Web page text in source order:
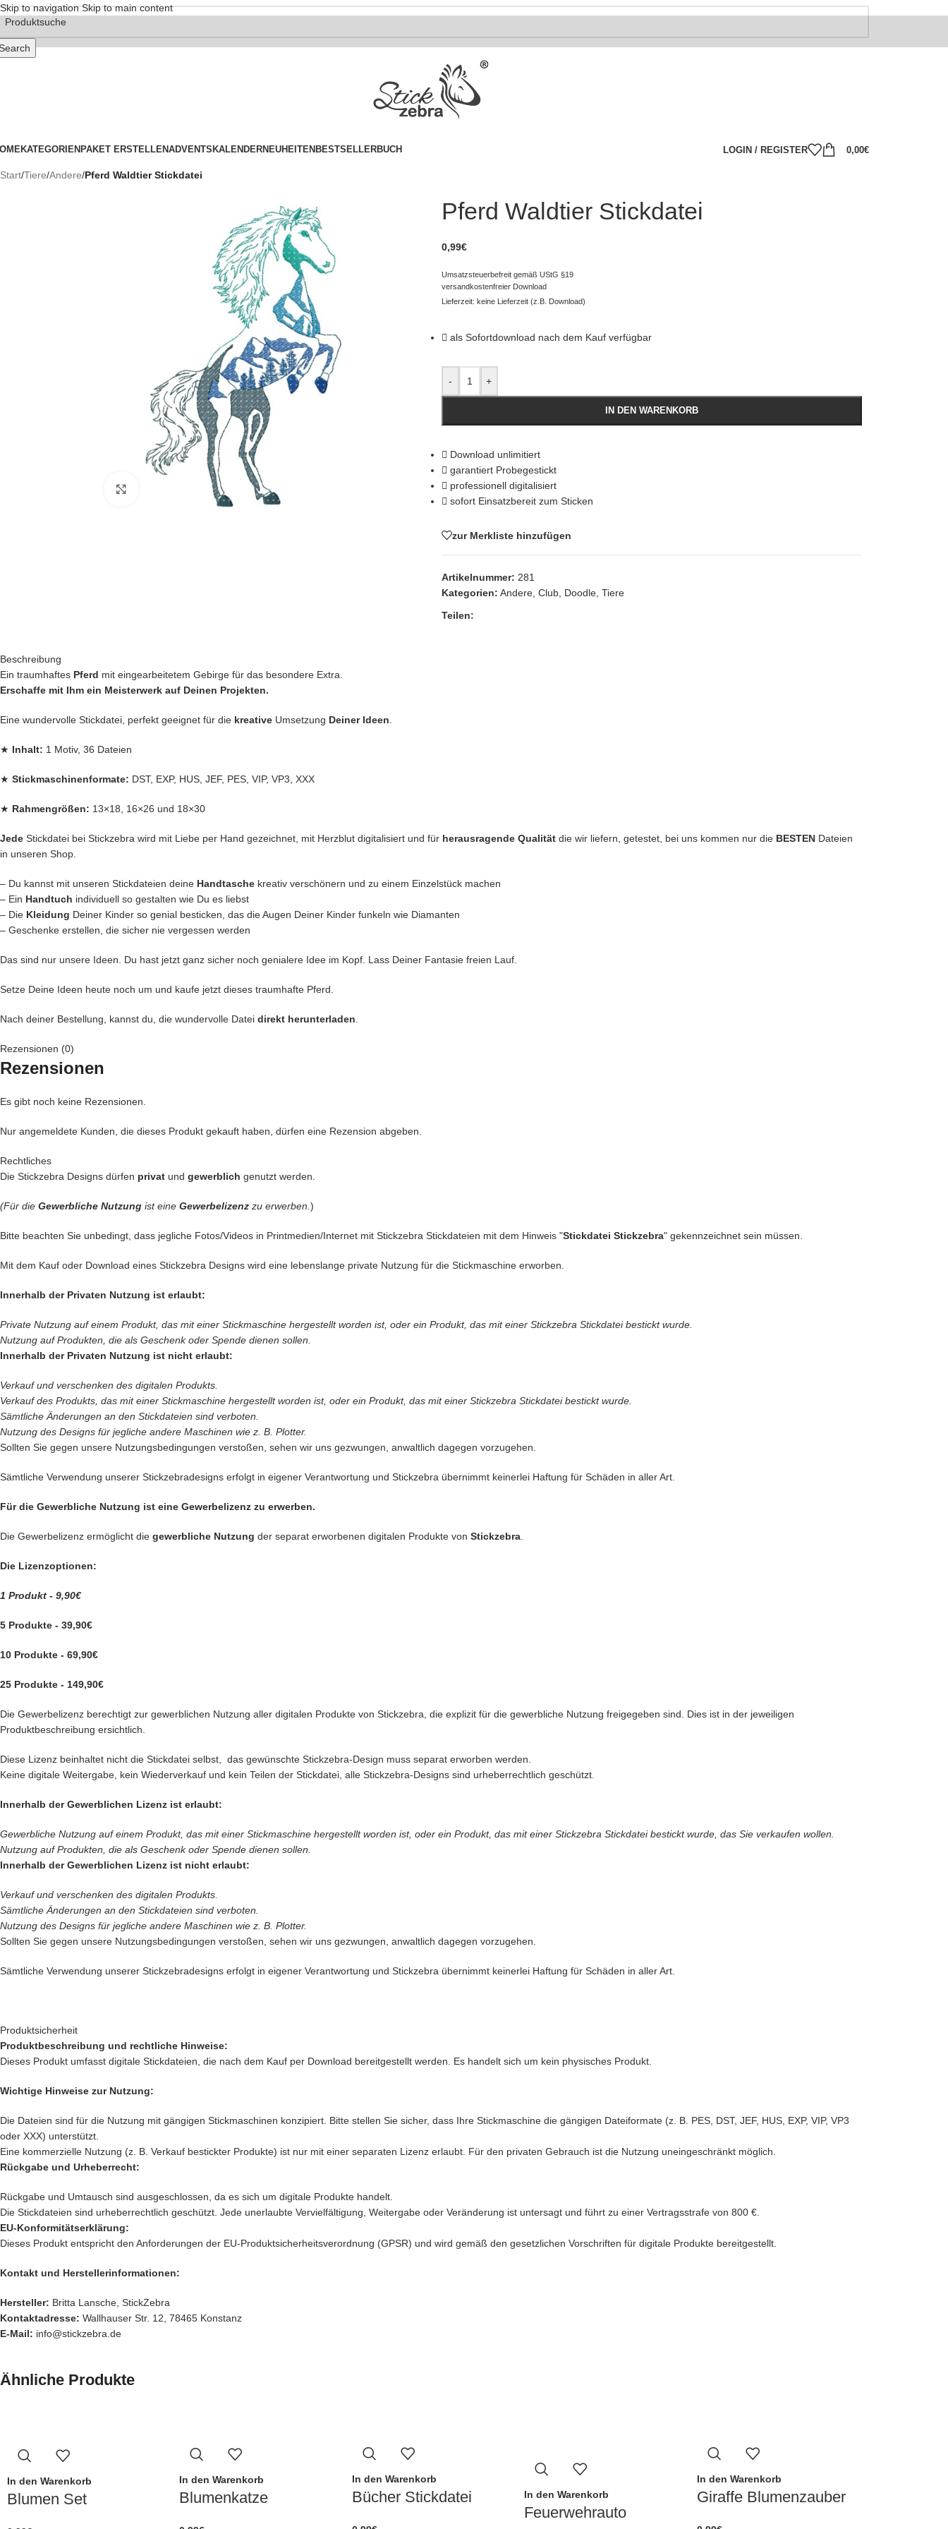
Skip to navigationSkip to main content
KATEGORIEN PAKET ERSTELLENADVENTSKALENDERNEUHEITEN BESTSELLERBUCH LOGIN / REGISTER 0,00€
Start/Tiere/Andere/Pferd Waldtier Stickdatei
zum Vergrößern klicken
Pferd Waldtier Stickdatei
0,99€
Umsatzsteuerbefreit gemäß UStG §19
versandkostenfreier Download
Lieferzeit: keine Lieferzeit (z.B. Download)
als Sofortdownload nach dem Kauf verfügbar
- +
IN DEN WARENKORB
Download unlimitiert
garantiert Probegestickt
professionell digitalisiert
sofort Einsatzbereit zum Sticken
zur Merkliste hinzufügen
Artikelnummer: 281
Kategorien: Andere, Club, Doodle, Tiere
Teilen:
Beschreibung
Ein traumhaftes Pferd mit eingearbeitetem Gebirge für das besondere Extra.
Erschaffe mit Ihm ein Meisterwerk auf Deinen Projekten.
Eine wundervolle Stickdatei, perfekt geeignet für die kreative Umsetzung Deiner Ideen
★ Inhalt: 1 Motiv, 36 Dateien
★ Stickmaschinenformate: DST, EXP, HUS, JEF, PES, VIP, VP3, XXX
★ Rahmengrößen: 13×18, 16×26 und 18×30
Jede Stickdatei bei Stickzebra wird mit Liebe per Hand gezeichnet, mit Herzblut digitalisiert und für herausragende Qualität die wir liefern, getestet, bei uns kommen nur die BESTEN Dateien
in unseren Shop.
– Du kannst mit unseren Stickdateien deine Handtasche kreativ verschönern und zu einem Einzelstück machen
– Ein Handtuch individuell so gestalten wie Du es liebst
– Die Kleidung Deiner Kinder so genial besticken, das die Augen Deiner Kinder funkeln wie Diamanten
– Geschenke erstellen, die sicher nie vergessen werden
Das sind nur unsere Ideen. Du hast jetzt ganz sicher noch genialere Idee im Kopf. Lass Deiner Fantasie freien Lauf.
Setze Deine Ideen heute noch um und kaufe jetzt dieses traumhafte Pferd.
Nach deiner Bestellung, kannst du, die wundervolle Datei direkt herunterladen
Rezensionen (0)
Rezensionen
Es gibt noch keine Rezensionen.
Nur angemeldete Kunden, die dieses Produkt gekauft haben, dürfen eine Rezension abgeben.
Rechtliches
Die Stickzebra Designs dürfen privat und gewerblich genutzt werden.
(Für die Gewerbliche Nutzung ist eine Gewerbelizenz zu erwerben. )
Bitte beachten Sie unbedingt, dass jegliche Fotos/Videos in Printmedien/Internet mit Stickzebra Stickdateien mit dem Hinweis "Stickdatei Stickzebra" gekennzeichnet sein müssen.
Mit dem Kauf oder Download eines Stickzebra Designs wird eine lebenslange private Nutzung für die Stickmaschine erworben.
Innerhalb der Privaten Nutzung ist erlaubt:
Private Nutzung auf einem Produkt, das mit einer Stickmaschine hergestellt worden ist, oder ein Produkt, das mit einer Stickzebra Stickdatei bestickt wurde.
Nutzung auf Produkten, die als Geschenk oder Spende dienen sollen.
Innerhalb der Privaten Nutzung ist nicht erlaubt:
Verkauf und verschenken des digitalen Produkts.
Verkauf des Produkts, das mit einer Stickmaschine hergestellt worden ist, oder ein Produkt, das mit einer Stickzebra Stickdatei bestickt wurde.
Sämtliche Änderungen an den Stickdateien sind verboten.
Nutzung des Designs für jegliche andere Maschinen wie z. B. Plotter.
Sollten Sie gegen unsere Nutzungsbedingungen verstoßen, sehen wir uns gezwungen, anwaltlich dagegen vorzugehen.
Sämtliche Verwendung unserer Stickzebradesigns erfolgt in eigener Verantwortung und Stickzebra übernimmt keinerlei Haftung für Schäden in aller Art.
Für die Gewerbliche Nutzung ist eine Gewerbelizenz zu erwerben.
Die Gewerbelizenz ermöglicht die gewerbliche Nutzung der separat erworbenen digitalen Produkte von Stickzebra
Die Lizenzoptionen:
1 Produkt - 9,90€
5 Produkte - 39,90€
10 Produkte - 69,90€
25 Produkte - 149,90€
Die Gewerbelizenz berechtigt zur gewerblichen Nutzung aller digitalen Produkte von Stickzebra, die explizit für die gewerbliche Nutzung freigegeben sind. Dies ist in der jeweiligen
Produktbeschreibung ersichtlich.
Diese Lizenz beinhaltet nicht die Stickdatei selbst, das gewünschte Stickzebra-Design muss separat erworben werden.
Keine digitale Weitergabe, kein Wiederverkauf und kein Teilen der Stickdatei, alle Stickzebra-Designs sind urheberrechtlich geschützt.
Innerhalb der Gewerblichen Lizenz ist erlaubt:
Gewerbliche Nutzung auf einem Produkt, das mit einer Stickmaschine hergestellt worden ist, oder ein Produkt, das mit einer Stickzebra Stickdatei bestickt wurde, das Sie verkaufen wollen.
Nutzung auf Produkten, die als Geschenk oder Spende dienen sollen.
Innerhalb der Gewerblichen Lizenz ist nicht erlaubt:
Verkauf und verschenken des digitalen Produkts.
Sämtliche Änderungen an den Stickdateien sind verboten.
Nutzung des Designs für jegliche andere Maschinen wie z. B. Plotter.
Sollten Sie gegen unsere Nutzungsbedingungen verstoßen, sehen wir uns gezwungen, anwaltlich dagegen vorzugehen.
Sämtliche Verwendung unserer Stickzebradesigns erfolgt in eigener Verantwortung und Stickzebra übernimmt keinerlei Haftung für Schäden in aller Art.
Produktsicherheit
Produktbeschreibung und rechtliche Hinweise:
Dieses Produkt umfasst digitale Stickdateien, die nach dem Kauf per Download bereitgestellt werden. Es handelt sich um kein physisches Produkt.
Wichtige Hinweise zur Nutzung:
Die Dateien sind für die Nutzung mit gängigen Stickmaschinen konzipiert. Bitte stellen Sie sicher, dass Ihre Stickmaschine die gängigen Dateiformate (z. B. PES, DST, JEF, HUS, EXP, VIP, VP3
oder XXX) unterstützt.
Eine kommerzielle Nutzung (z. B. Verkauf bestickter Produkte) ist nur mit einer separaten Lizenz erlaubt. Für den privaten Gebrauch ist die Nutzung uneingeschränkt möglich.
Rückgabe und Urheberrecht:
Rückgabe und Umtausch sind ausgeschlossen, da es sich um digitale Produkte handelt.
Die Stickdateien sind urheberrechtlich geschützt. Jede unerlaubte Vervielfältigung, Weitergabe oder Veränderung ist untersagt und führt zu einer Vertragsstrafe von 800 €.
EU-Konformitätserklärung:
Dieses Produkt entspricht den Anforderungen der EU-Produktsicherheitsverordnung (GPSR) und wird gemäß den gesetzlichen Vorschriften für digitale Produkte bereitgestellt.
Kontakt und Herstellerinformationen:
Hersteller: Britta Lansche, StickZebra
Kontaktadresse: Wallhauser Str. 12, 78465 Konstanz
E-Mail: info@stickzebra.de
Ähnliche Produkte
In den Warenkorb
Blumen Set
In den Warenkorb
Blumenkatze
In den Warenkorb
Bücher Stickdatei In den Warenkorb
Feuerwehrauto
In den Warenkorb
Giraffe Blumenzauber